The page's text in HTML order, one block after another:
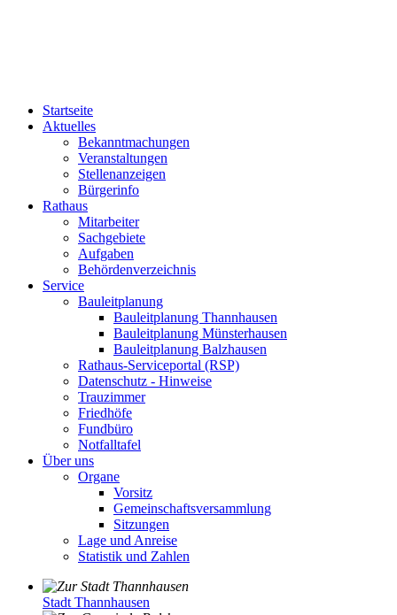
Startseite
Aktuelles
Bekanntmachungen
Veranstaltungen
Stellenanzeigen
Bürgerinfo
Rathaus
Mitarbeiter
Sachgebiete
Aufgaben
Behördenverzeichnis
Service
Bauleitplanung
Bauleitplanung Thannhausen
Bauleitplanung Münsterhausen
Bauleitplanung Balzhausen
Rathaus-Serviceportal (RSP)
Datenschutz - Hinweise
Trauzimmer
Friedhöfe
Fundbüro
Notfalltafel
Über uns
Organe
Vorsitz
Gemeinschaftsversammlung
Sitzungen
Lage und Anreise
Statistik und Zahlen
Stadt Thannhausen